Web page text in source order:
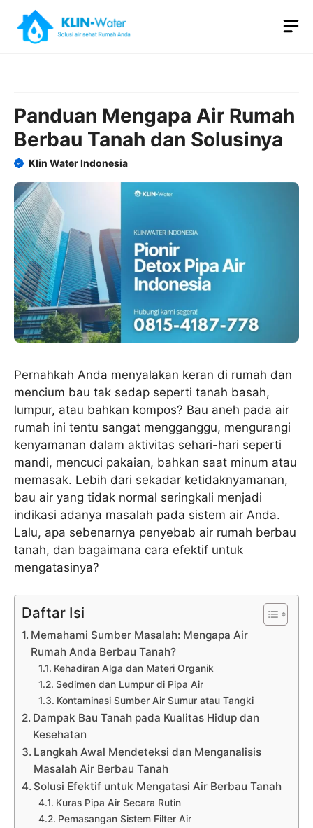
content
Panduan Mengapa Air Rumah
Berbau Tanah dan Solusinya
Klin Water Indonesia
Pernahkah Anda menyalakan keran di rumah dan
mencium bau tak sedap seperti tanah basah,
lumpur, atau bahkan kompos? Bau aneh pada air
rumah ini tentu sangat mengganggu, mengurangi
kenyamanan dalam aktivitas sehari-hari seperti
mandi, mencuci pakaian, bahkan saat minum atau
memasak. Lebih dari sekadar ketidaknyamanan,
bau air yang tidak normal seringkali menjadi
indikasi adanya masalah pada sistem air Anda.
Lalu, apa sebenarnya penyebab air rumah berbau
tanah, dan bagaimana cara efektif untuk
mengatasinya?
Daftar Isi
Memahami Sumber Masalah: Mengapa Air
Rumah Anda Berbau Tanah?
Kehadiran Alga dan Materi Organik
Sedimen dan Lumpur di Pipa Air
Kontaminasi Sumber Air Sumur atau Tangki
Dampak Bau Tanah pada Kualitas Hidup dan
Kesehatan
Langkah Awal Mendeteksi dan Menganalisis
Masalah Air Berbau Tanah
Solusi Efektif untuk Mengatasi Air Berbau Tanah
Kuras Pipa Air Secara Rutin
Pemasangan Sistem Filter Air